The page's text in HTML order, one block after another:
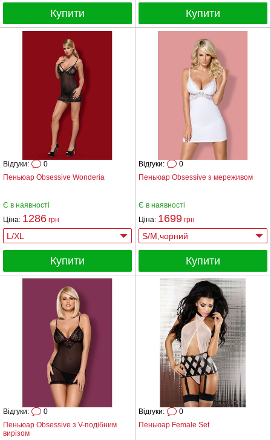
Купити Купити
Пеньюар Obsessive Wonderia
Відгуки: 0
Є в наявності
Ціна: 1286 грн
Купити
Пеньюар Obsessive з мереживом
Відгуки: 0
Є в наявності
Ціна: 1699 грн
Купити
Пеньюар Obsessive з V-подібним
вирізом
Відгуки: 0
Пеньюар Female Set
Відгуки: 0